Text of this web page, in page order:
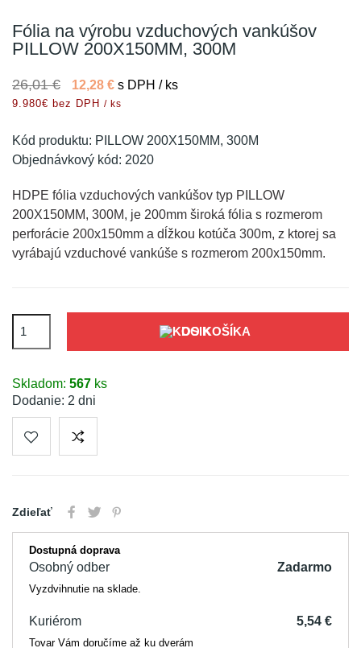
Fólia na výrobu vzduchových vankúšov
PILLOW 200X150MM, 300M
26,01 € 12,28 € s DPH / ks
9.980€ bez DPH / ks
Kód produktu: PILLOW 200X150MM, 300M
Objednávkový kód: 2020
HDPE fólia vzduchových vankúšov typ PILLOW
200X150MM, 300M, je 200mm široká fólia s rozmerom
perforácie 200x150mm a dĺžkou kotúča 300m, z ktorej sa
vyrábajú vzduchové vankúše s rozmerom 200x150mm.
DO KOŠÍKA
Skladom: 567 ks
Dodanie: 2 dni
Zdieľať
Dostupná doprava
Osobný odber Zadarmo
Vyzdvihnutie na sklade.
Kuriérom 5,54 €
Tovar Vám doručíme až ku dverám